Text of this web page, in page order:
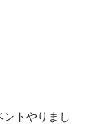
トやりまし